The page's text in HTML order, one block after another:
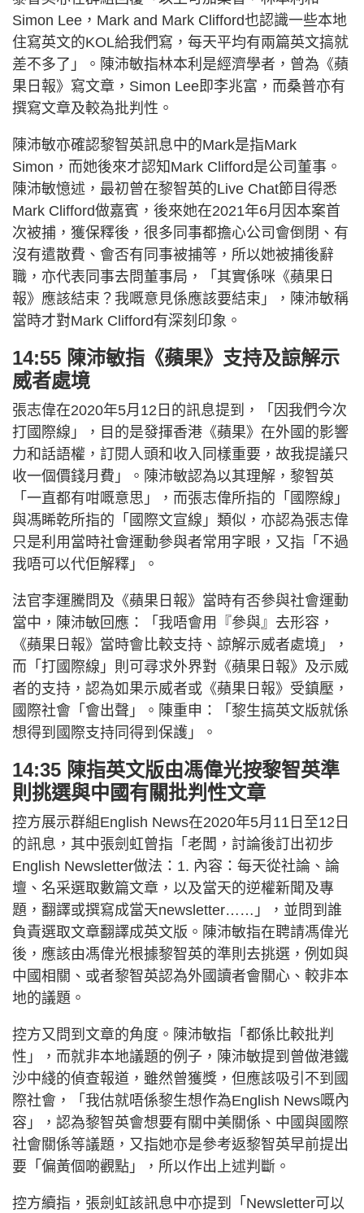
Simon Lee，Mark and Mark Clifford也認識一些本地
住寫英文的KOL給我們寫，每天平均有兩篇英文搞就
差不多了」。陳沛敏指林本利是經濟學者，曾為《蘋
果日報》寫文章，Simon Lee即李兆富，而桑普亦有
撰寫文章及較為批判性。
陳沛敏亦確認黎智英訊息中的Mark是指Mark
Simon，而她後來才認知Mark Clifford是公司董事。
陳沛敏憶述，最初曾在黎智英的Live Chat節目得悉
Mark Clifford做嘉賓，後來她在2021年6月因本案首
次被捕，獲保釋後，很多同事都擔心公司會倒閉、有
沒有遣散費、會否有同事被捕等，所以她被捕後辭
職，亦代表同事去問董事局，「其實係咪《蘋果日
報》應該結束？我嘅意見係應該要結束」，陳沛敏稱
當時才對Mark Clifford有深刻印象。
14:55 陳沛敏指《蘋果》支持及諒解示
威者處境
張志偉在2020年5月12日的訊息提到，「因我們今次
打國際線」，目的是發揮香港《蘋果》在外國的影響
力和話語權，訂閱人頭和收入同樣重要，故我提議只
收一個價錢月費」。陳沛敏認為以其理解，黎智英
「一直都有咁嘅意思」，而張志偉所指的「國際線」
與馮睎乾所指的「國際文宣線」類似，亦認為張志偉
只是利用當時社會運動參與者常用字眼，又指「不過
我唔可以代佢解釋」。
法官李運騰問及《蘋果日報》當時有否參與社會運動
當中，陳沛敏回應：「我唔會用『參與』去形容，
《蘋果日報》當時會比較支持、諒解示威者處境」，
而「打國際線」則可尋求外界對《蘋果日報》及示威
者的支持，認為如果示威者或《蘋果日報》受鎮壓，
國際社會「會出聲」。陳重申：「黎生搞英文版就係
想得到國際支持同得到保護」。
14:35 陳指英文版由馮偉光按黎智英準
則挑選與中國有關批判性文章
控方展示群組English News在2020年5月11日至12日
的訊息，其中張劍虹曾指「老闆，討論後訂出初步
English Newsletter做法：1. 內容：每天從社論、論
壇、名采選取數篇文章，以及當天的逆權新聞及專
題，翻譯或撰寫成當天newsletter……」，並問到誰
負責選取文章翻譯成英文版。陳沛敏指在聘請馮偉光
後，應該由馮偉光根據黎智英的準則去挑選，例如與
中國相關、或者黎智英認為外國讀者會關心、較非本
地的議題。
控方又問到文章的角度。陳沛敏指「都係比較批判
性」，而就非本地議題的例子，陳沛敏提到曾做港鐵
沙中綫的偵查報道，雖然曾獲獎，但應該吸引不到國
際社會，「我估就唔係黎生想作為English News嘅內
容」，認為黎智英會想要有關中美關係、中國與國際
社會關係等議題，又指她亦是參考返黎智英早前提出
要「偏黃個啲觀點」，所以作出上述判斷。
控方續指，張劍虹該訊息中亦提到「Newsletter可以